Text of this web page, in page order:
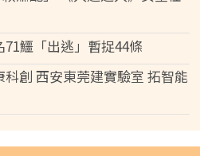
鱷「出逃」暫捉44條
創 西安東莞建實驗室 拓智能